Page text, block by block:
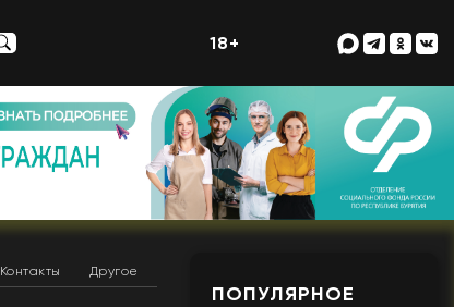
18+
Контакты Другое
ПОПУЛЯРНОЕ